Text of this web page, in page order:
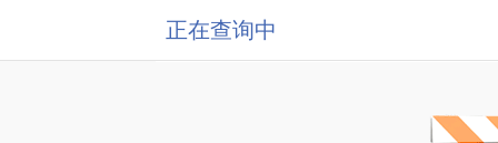
正在查询中